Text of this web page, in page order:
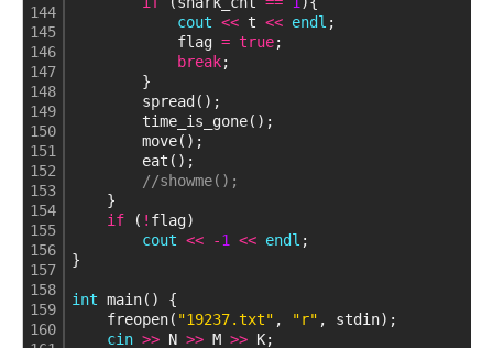
144
145
146
147
148
149
150
151
152
153
154
155
156
157
158
159
160
cout << t << endl ;
flag = true;
break;
}
spread();
time_is_gone();
move();
eat();
//showme();
}
if ( ! flag)
cout << -1 << endl ;
}
int main() {
freopen( "19237.txt" , "r" , stdin);
cin >> N >> M >> K;